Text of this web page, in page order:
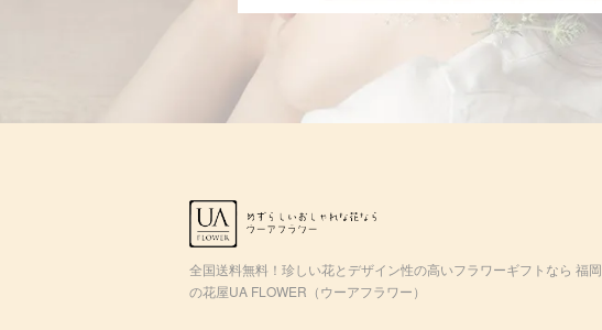
全国送料無料！珍しい花とデザイン性の高いフラワーギフトなら 福岡
の花屋UA FLOWER（ウーアフラワー）